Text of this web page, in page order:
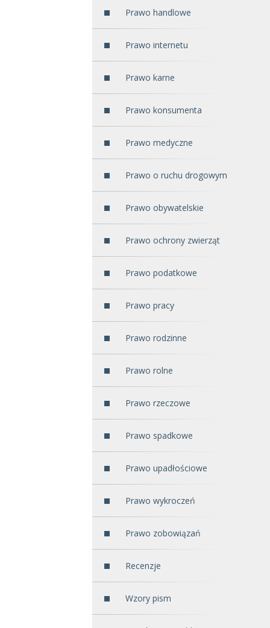
Prawo handlowe
Prawo internetu
Prawo karne
Prawo konsumenta
Prawo medyczne
Prawo o ruchu drogowym
Prawo obywatelskie
Prawo ochrony zwierząt
Prawo podatkowe
Prawo pracy
Prawo rodzinne
Prawo rolne
Prawo rzeczowe
Prawo spadkowe
Prawo upadłościowe
Prawo wykroczeń
Prawo zobowiązań
Recenzje
Wzory pism